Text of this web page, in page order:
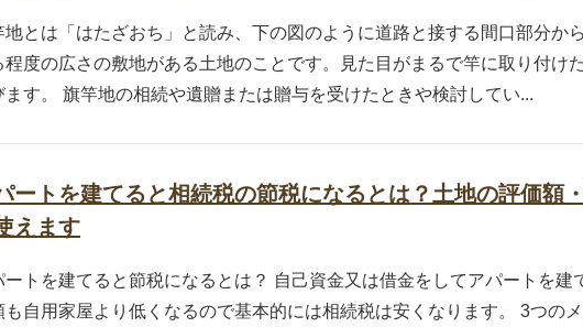
地とは「はたざおち」と読み、下の図のように道路と接する間口部分か
程度の広さの敷地がある土地のことです。見た目がまるで竿に取り付け
ます。 旗竿地の相続や遺贈または贈与を受けたときや検討してい...
ートを建てると相続税の節税になるとは？土地の評価額
えます
ートを建てると節税になるとは？ 自己資金又は借金をしてアパートを
も自用家屋より低くなるので基本的には相続税は安くなります。 3つの